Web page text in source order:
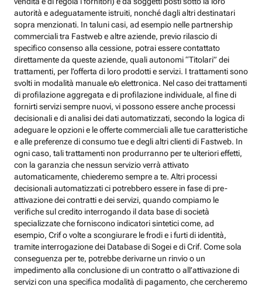
autorità e adeguatamente istruiti, nonché dagli altri destinatari
sopra menzionati. In taluni casi, ad esempio nelle partnership
commerciali tra Fastweb e altre aziende, previo rilascio di
specifico consenso alla cessione, potrai essere contattato
direttamente da queste aziende, quali autonomi “Titolari” dei
trattamenti, per l’offerta di loro prodotti e servizi. I trattamenti sono
svolti in modalità manuale e/o elettronica. Nel caso dei trattamenti
di profilazione aggregata e di profilazione individuale, al fine di
fornirti servizi sempre nuovi, vi possono essere anche processi
decisionali e di analisi dei dati automatizzati, secondo la logica di
adeguare le opzioni e le offerte commerciali alle tue caratteristiche
e alle preferenze di consumo tue e degli altri clienti di Fastweb. In
ogni caso, tali trattamenti non produrranno per te ulteriori effetti,
con la garanzia che nessun servizio verrà attivato
automaticamente, chiederemo sempre a te. Altri processi
decisionali automatizzati ci potrebbero essere in fase di pre-
attivazione dei contratti e dei servizi, quando compiamo le
verifiche sul credito interrogando il data base di società
specializzate che forniscono indicatori sintetici come, ad
esempio, Crif o volte a scongiurare le frodi e i furti di identità,
tramite interrogazione dei Database di Sogei e di Crif. Come sola
conseguenza per te, potrebbe derivarne un rinvio o un
impedimento alla conclusione di un contratto o all’attivazione di
servizi con una specifica modalità di pagamento, che cercheremo